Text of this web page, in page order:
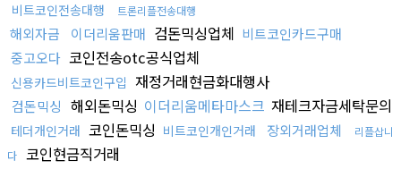
비트코인전송대행 트론리플전송대행
해외자금 이더리움판매 검돈믹싱업체 비트코인카드구매
중고오다 코인전송otc공식업체
신용카드비트코인구입 재정거래현금화대행사
검돈믹싱 해외돈믹싱 이더리움메타마스크 재테크자금세탁문의
테더개인거래 코인돈믹싱 비트코인개인거래 장외거래업체
리플삽니
다 코인현금직거래